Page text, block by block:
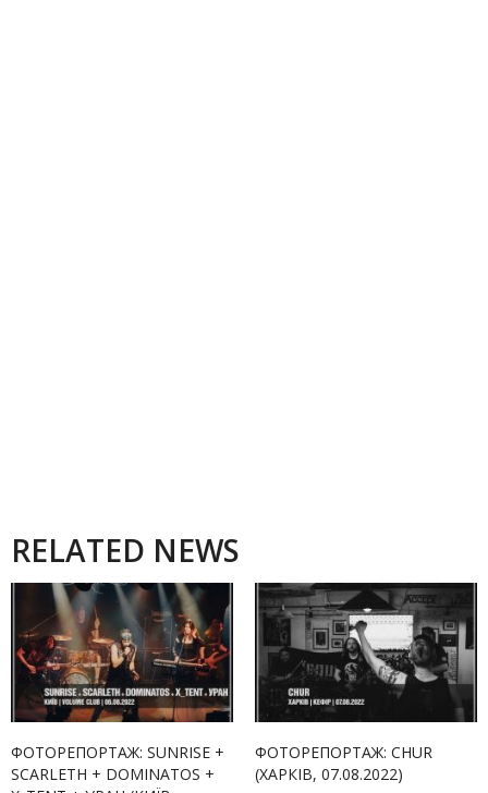
RELATED NEWS
ФОТОРЕПОРТАЖ: SUNRISE +
SCARLETH + DOMINATOS +
ФОТОРЕПОРТАЖ: CHUR
(ХАРКІВ, 07.08.2022)